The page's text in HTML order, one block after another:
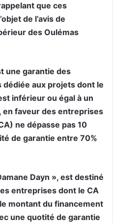
que ces
de l’avis de
des Oulémas
une garantie des
aux projets dont le
inférieur ou égal à un
en faveur des entreprises
ne dépasse pas 10
de garantie entre 70%
Dayn », est destiné
entreprises dont le CA
montant du financement
une quotité de garantie